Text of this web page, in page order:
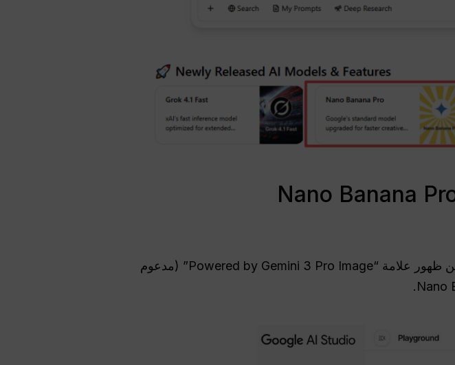
تأكد من ظهور علامة “Powered by Gemini 3 Pro Image” (مدعوم